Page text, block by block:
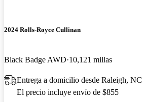
2024 Rolls-Royce Cullinan
Black Badge AWD 10,121 millas
Entrega a domicilio desde Raleigh, NC
El precio incluye envío de $855